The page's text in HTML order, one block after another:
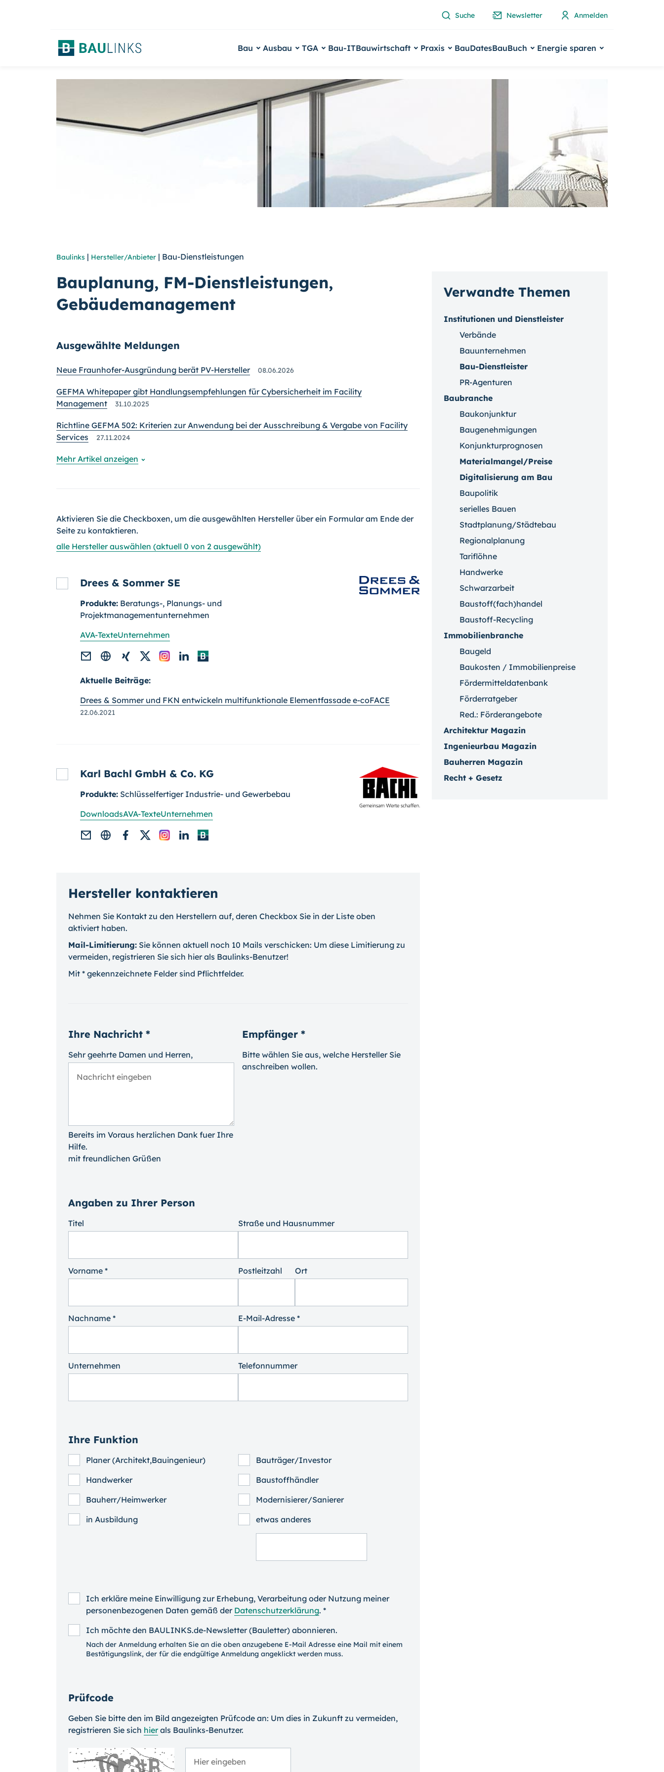
Suche Newsletter Anmelden
Bau Ausbau TGA Bau-ITBauwirtschaft Praxis BauDatesBauBuch Energie sparen
Baulinks | Hersteller/Anbieter | Bau-Dienstleistungen
Bauplanung, FM-Dienstleistungen,
Gebäudemanagement
Ausgewählte Meldungen
Neue Fraunhofer-Ausgründung berät PV-Hersteller 08.06.2026
GEFMA Whitepaper gibt Handlungsempfehlungen für Cybersicherheit im Facility
Management
31.10.2025
Richtline GEFMA 502: Kriterien zur Anwendung bei der Ausschreibung & Vergabe von Facility
Services
27.11.2024
Mehr Artikel anzeigen
Aktivieren Sie die Checkboxen, um die ausgewählten Hersteller über ein Formular am Ende der
Seite zu kontaktieren.
alle Hersteller auswählen (aktuell 0 von 2 ausgewählt)
Drees & Sommer SE
Produkte: Beratungs-, Planungs- und
Projektmanagementunternehmen
AVA-TexteUnternehmen
Aktuelle Beiträge:
Drees & Sommer und FKN entwickeln multifunktionale Elementfassade e-coFACE
22.06.2021
Karl Bachl GmbH & Co. KG
Produkte: Schlüsselfertiger Industrie- und Gewerbebau
DownloadsAVA-TexteUnternehmen
Hersteller kontaktieren
Nehmen Sie Kontakt zu den Herstellern auf, deren Checkbox Sie in der Liste oben
aktiviert haben.
Mail-Limitierung: Sie können aktuell noch 10 Mails verschicken: Um diese Limitierung zu
vermeiden, registrieren Sie sich hier als Baulinks-Benutzer!
Mit * gekennzeichnete Felder sind Pflichtfelder.
Ihre Nachricht *
Sehr geehrte Damen und Herren,
Bereits im Voraus herzlichen Dank fuer Ihre
Hilfe.
mit freundlichen Grüßen
Empfänger *
Bitte wählen Sie aus, welche Hersteller Sie
anschreiben wollen.
Angaben zu Ihrer Person
Titel
Vorname *
Nachname *
Unternehmen
Straße und Hausnummer
Postleitzahl Ort
E-Mail-Adresse *
Telefonnummer
Ihre Funktion
Planer (Architekt,Bauingenieur)
Bauträger/Investor
Handwerker
Baustoffhändler
Bauherr/Heimwerker
Modernisierer/Sanierer
in Ausbildung
etwas anderes
Ich erkläre meine Einwilligung zur Erhebung, Verarbeitung oder Nutzung meiner
personenbezogenen Daten gemäß der Datenschutzerklärung. *
Ich möchte den BAULINKS.de-Newsletter (Bauletter) abonnieren.
Nach der Anmeldung erhalten Sie an die oben anzugebene E-Mail Adresse eine Mail mit einem
Bestätigungslink, der für die endgültige Anmeldung angeklickt werden muss.
Prüfcode
Geben Sie bitte den im Bild angezeigten Prüfcode an: Um dies in Zukunft zu vermeiden,
registrieren Sie sich hierals Baulinks-Benutzer.
Verwandte Themen
Institutionen und Dienstleister
Verbände
Bauunternehmen
Bau-Dienstleister
PR-Agenturen
Baubranche
Baukonjunktur
Baugenehmigungen
Konjunkturprognosen
Materialmangel/Preise
Digitalisierung am Bau
Baupolitik
serielles Bauen
Stadtplanung/Städtebau
Regionalplanung
Tariflöhne
Handwerke
Schwarzarbeit
Baustoff(fach)handel
Baustoff-Recycling
Immobilienbranche
Baugeld
Baukosten / Immobilienpreise
Fördermitteldatenbank
Förderratgeber
Red.: Förderangebote
Architektur Magazin
Ingenieurbau Magazin
Bauherren Magazin
Recht + Gesetz